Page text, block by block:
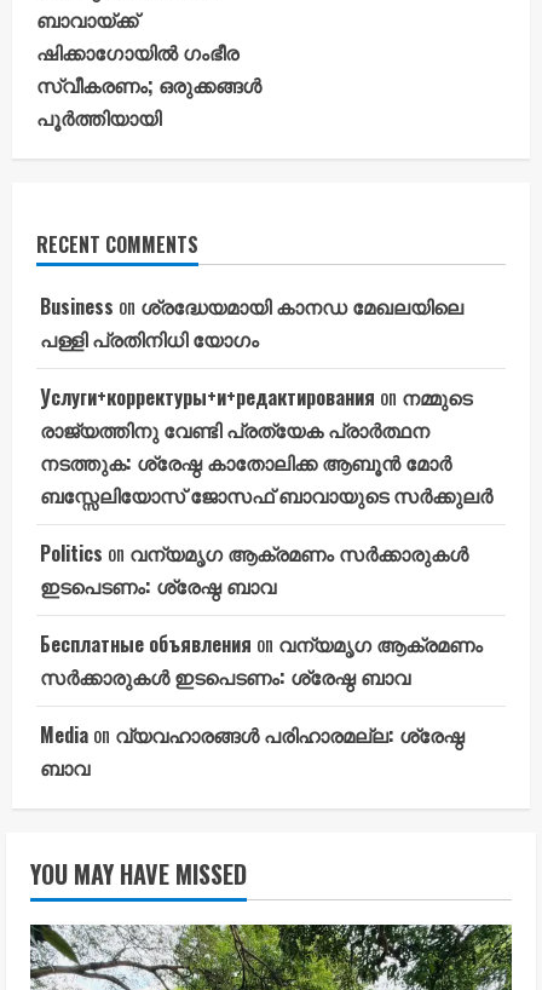
ബാവായ്ക്ക്
ഷിക്കാഗോയില്‍ ഗംഭീര
സ്വീകരണം; ഒരുക്കങ്ങള്‍
പൂര്‍ത്തിയായി
RECENT COMMENTS
Business on ശ്രദ്ധേയമായി കാനഡ മേഖലയിലെ
പള്ളി പ്രതിനിധി യോഗം
Услуги+корректуры+и+редактирования on നമ്മുടെ
രാജ്യത്തിനു വേണ്ടി പ്രത്യേക പ്രാർത്ഥന
നടത്തുക: ശ്രേഷ്ഠ കാതോലിക്ക ആബൂൻ മോർ
ബസ്സേലിയോസ് ജോസഫ് ബാവായുടെ സർക്കുലർ
Politics on വന്യമൃഗ ആക്രമണം സർക്കാരുകൾ
ഇടപെടണം: ശ്രേഷ്ഠ ബാവ
Бесплатные объявления on വന്യമൃഗ ആക്രമണം
സർക്കാരുകൾ ഇടപെടണം: ശ്രേഷ്ഠ ബാവ
Media on വ്യവഹാരങ്ങൾ പരിഹാരമല്ല: ശ്രേഷ്ഠ
ബാവ
YOU MAY HAVE MISSED